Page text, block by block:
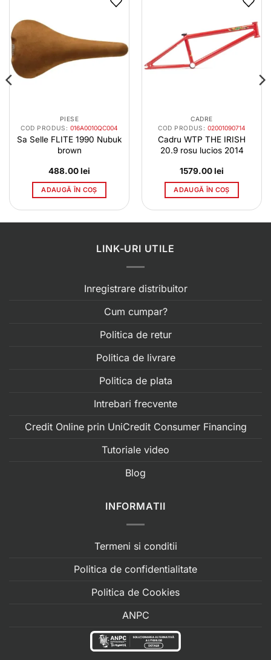
PIESE
COD PRODUS: 016A0010QC004
Sa Selle FLITE 1990 Nubuk
brown
488.00lei
ADAUGĂ ÎN COȘ
CADRE
COD PRODUS: 02001090714
Cadru WTP THE IRISH
20.9 rosu lucios 2014
1579.00lei
ADAUGĂ ÎN COȘ
LINK-URI UTILE
Inregistrare distribuitor
Cum cumpar?
Politica de retur
Politica de livrare
Politica de plata
Intrebari frecvente
Credit Online prin UniCredit Consumer Financing
Tutoriale video
Blog
INFORMATII
Termeni si conditii
Politica de confidentialitate
Politica de Cookies
ANPC